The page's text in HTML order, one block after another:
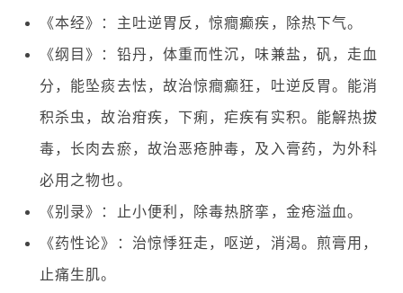
《本经》：主吐逆胃反，惊癎癫疾，除热下气。
《纲目》：铅丹，体重而性沉，味兼盐，矾，走血
分，能坠痰去怯，故治惊癎癫狂，吐逆反胃。能消
积杀虫，故治疳疾，下痢，疟疾有实积。能解热拔
毒，长肉去瘀，故治恶疮肿毒，及入膏药，为外科
必用之物也。
《别录》：止小便利，除毒热脐挛，金疮溢血。
《药性论》：治惊悸狂走，呕逆，消渴。煎膏用，
止痛生肌。